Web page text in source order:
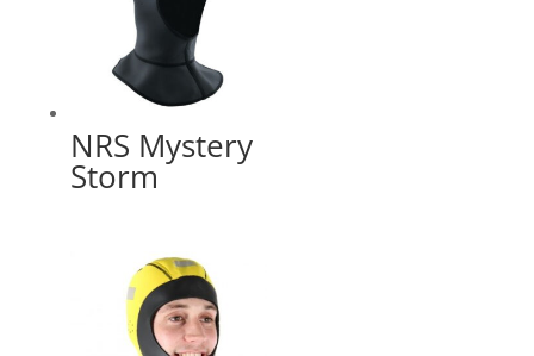
NRS Mystery
Storm